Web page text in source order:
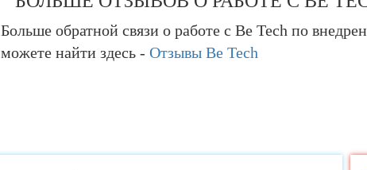
Больше обратной связи о работе с Be Tech по
можете найти здесь - Отзывы Be Tech